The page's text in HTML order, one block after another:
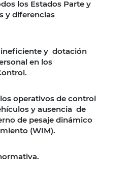
los Estados Parte y
y diferencias
y dotación
en los
operativos de control
y ausencia de
de pesaje dinámico
(WIM).